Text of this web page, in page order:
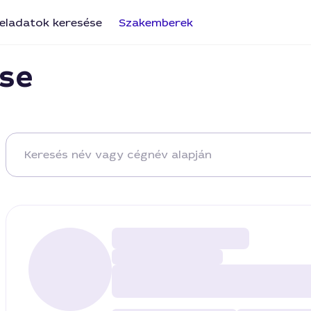
keresése Szakemberek